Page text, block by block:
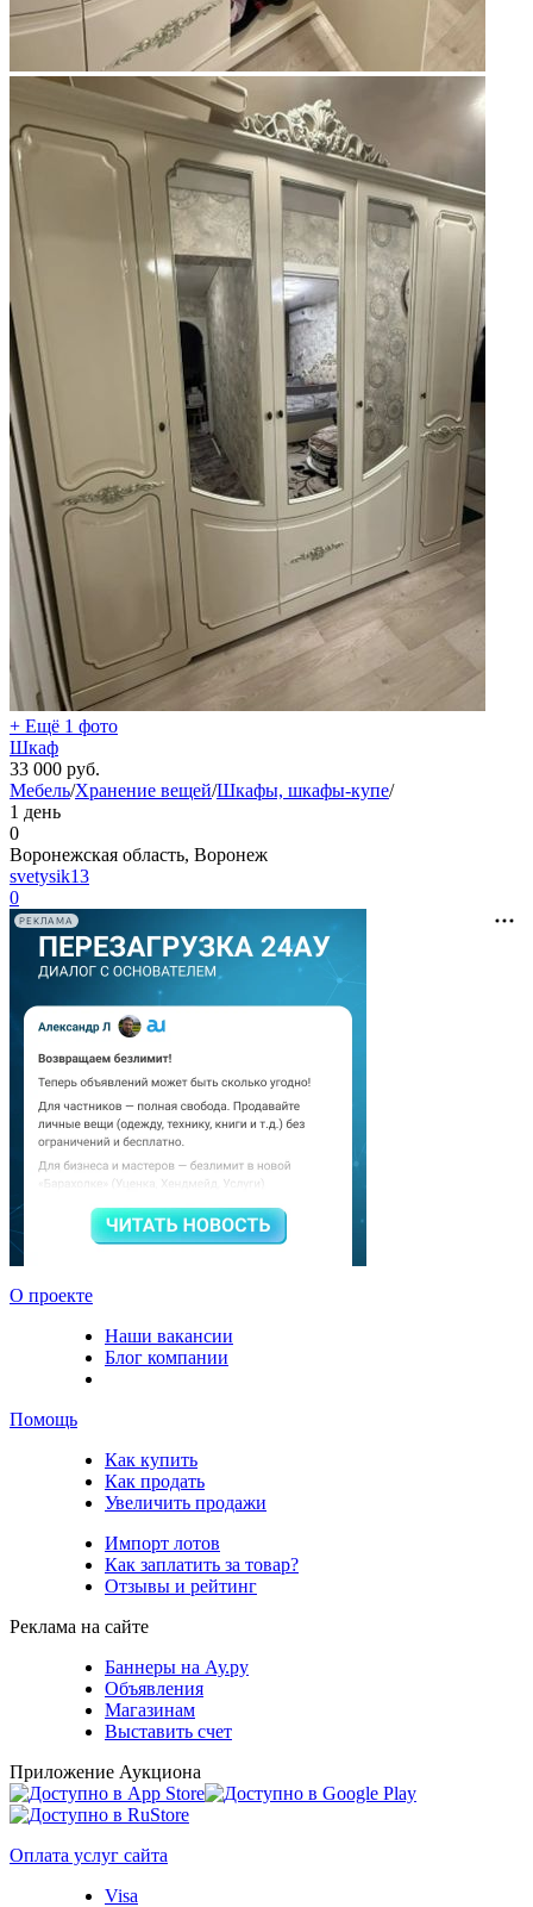
+ Ещё 1 фото
Шкаф
33 000 руб.
Мебель/Хранение вещей/Шкафы, шкафы-купе/
1 день
0
Воронежская область, Воронеж
svetysik13
0
РЕКЛАМА
О проекте
Наши вакансии
Блог компании
Помощь
Как купить
Как продать
Увеличить продажи
Импорт лотов
Как заплатить за товар?
Отзывы и рейтинг
Реклама на сайте
Баннеры на Ау.ру
Объявления
Магазинам
Выставить счет
Приложение Аукциона
Оплата услуг сайта
Visa